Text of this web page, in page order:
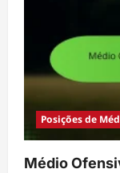
de
Posições de
Médio